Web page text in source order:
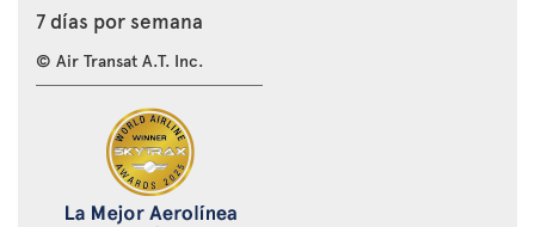
7 días por semana
© Air Transat A.T. Inc.